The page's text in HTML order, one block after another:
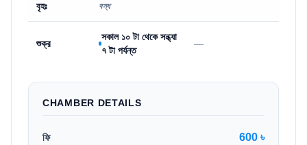
বৃহঃ বন্ধ
শুক্র
সকাল ১০ টা থেকে সন্ধ্যা
৭ টা পর্যন্ত
—
CHAMBER DETAILS
ফি 600 ৳